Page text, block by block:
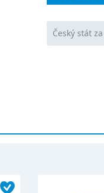
Český stát